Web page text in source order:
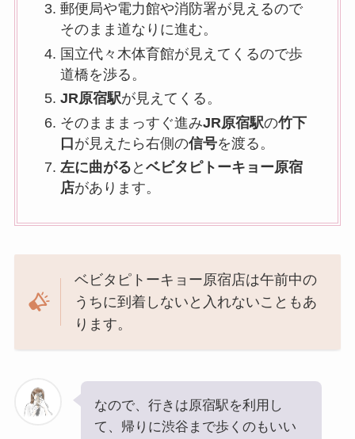
郵便局や電力館や消防署が見えるので
そのまま道なりに進む。
国立代々木体育館が見えてくるので歩
道橋を渉る。
JR原宿駅が見えてくる。
そのまままっすぐ進みJR原宿駅の竹下
口が見えたら右側の信号を渡る。
左に曲がる と ベビタピトーキョー原宿
店があります。
ベビタピトーキョー原宿店は午前中の
うちに到着しないと入れないこともあ
ります。
なので、行きは原宿駅を利用し
て、帰りに渋谷まで歩くのもいい